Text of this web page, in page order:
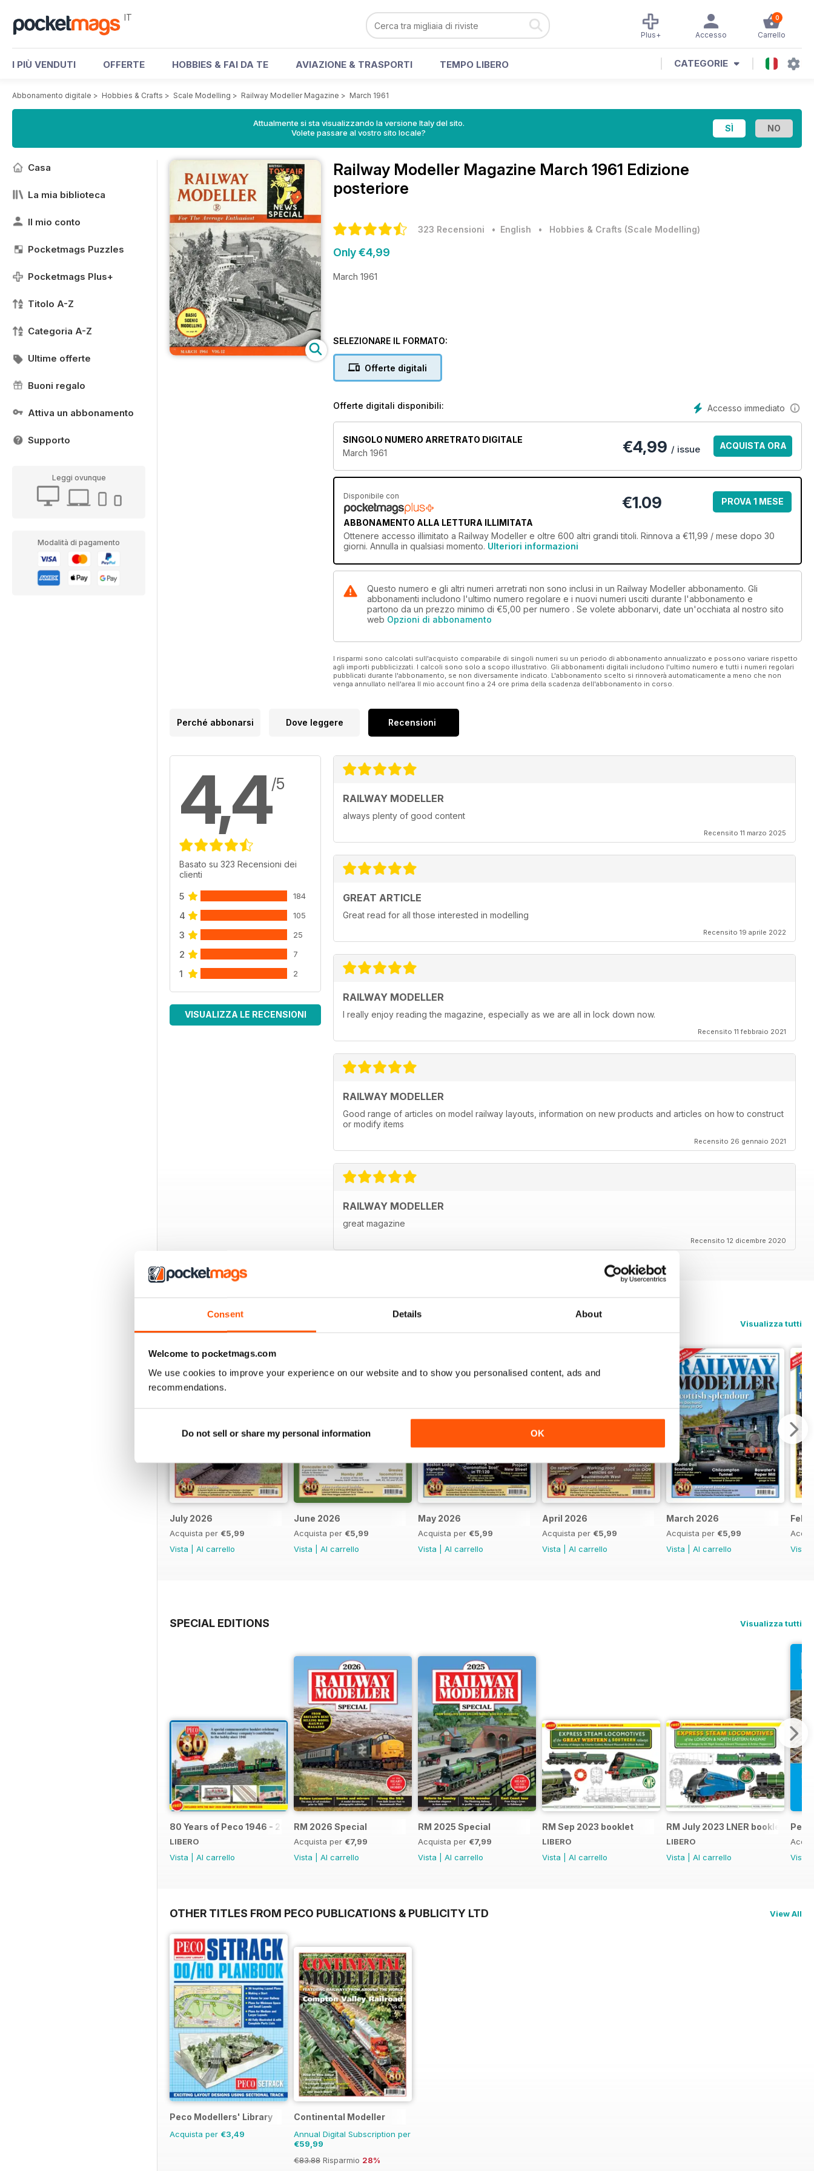
Consent Details About
Welcome to pocketmags.com
We use cookies to improve your experience on our website and to show you personalised content, ads and
recommendations.
Do not sell or share my personal information OK
IT 0
Carrello
Accesso
Plus+
I PIÙ VENDUTI OFFERTE HOBBIES & FAI DA TE AVIAZIONE & TRASPORTI TEMPO LIBERO CATEGORIE
Abbonamento digitale > Hobbies & Crafts > Scale Modelling > Railway Modeller Magazine > March 1961
Attualmente si sta visualizzando la versione Italy del sito.
Volete passare al vostro sito locale?
Casa
La mia biblioteca
Il mio conto
Pocketmags Puzzles
Pocketmags Plus+
Titolo A-Z
Categoria A-Z
Ultime offerte
Buoni regalo
Attiva un abbonamento
Supporto
Leggi ovunque
Modalità di pagamento
Railway Modeller Magazine March 1961 Edizione
posteriore
323 Recensioni • English • Hobbies & Crafts (Scale Modelling)
Only €4,99
March 1961
SELEZIONARE IL FORMATO:
Offerte digitali
Accesso immediato
Offerte digitali disponibili:
SINGOLO NUMERO ARRETRATO DIGITALE
March 1961
€4,99 / issue ACQUISTA ORA
Disponibile con
ABBONAMENTO ALLA LETTURA ILLIMITATA
€1.09 PROVA 1 MESE
Ottenere accesso illimitato a Railway Modeller e oltre 600 altri grandi titoli. Rinnova a €11,99 / mese dopo 30
giorni. Annulla in qualsiasi momento. Ulteriori informazioni
Questo numero e gli altri numeri arretrati non sono inclusi in un Railway Modeller abbonamento. Gli
abbonamenti includono l'ultimo numero regolare e i nuovi numeri usciti durante l'abbonamento e
partono da un prezzo minimo di €5,00 per numero . Se volete abbonarvi, date un'occhiata al nostro sito
web Opzioni di abbonamento
I risparmi sono calcolati sull'acquisto comparabile di singoli numeri su un periodo di abbonamento annualizzato e possono variare rispetto
agli importi pubblicizzati. I calcoli sono solo a scopo illustrativo. Gli abbonamenti digitali includono l'ultimo numero e tutti i numeri regolari
pubblicati durante l'abbonamento, se non diversamente indicato. L'abbonamento scelto si rinnoverà automaticamente a meno che non
venga annullato nell'area Il mio account fino a 24 ore prima della scadenza dell'abbonamento in corso.
Perché abbonarsi Dove leggere Recensioni
4,4/5
Basato su 323 Recensioni dei
clienti
5 184
4 105
3 25
2 7
1 2
VISUALIZZA LE RECENSIONI
RAILWAY MODELLER
always plenty of good content
Recensito 11 marzo 2025
GREAT ARTICLE
Great read for all those interested in modelling
Recensito 19 aprile 2022
RAILWAY MODELLER
I really enjoy reading the magazine, especially as we are all in lock down now.
Recensito 11 febbraio 2021
RAILWAY MODELLER
Good range of articles on model railway layouts, information on new products and articles on how to construct
or modify items
Recensito 26 gennaio 2021
RAILWAY MODELLER
great magazine
Recensito 12 dicembre 2020
Visualizza tutti
July 2026
Acquista per €5,99
Vista
Al carrello
June 2026
Acquista per €5,99
Vista
Al carrello
May 2026
Acquista per €5,99
Vista
Al carrello
April 2026
Acquista per €5,99
Vista
Al carrello
March 2026
Acquista per €5,99
Vista
Al carrello
Vista
SPECIAL EDITIONS Visualizza tutti
80 Years of Peco 1946 - 2026
LIBERO
Vista
Al carrello
RM 2026 Special
Acquista per €7,99
Vista
Al carrello
RM 2025 Special
Acquista per €7,99
Vista
Al carrello
RM Sep 2023 booklet
LIBERO
Vista
Al carrello
RM July 2023 LNER booklet
LIBERO
Vista
Al carrello
Vista
OTHER TITLES FROM PECO PUBLICATIONS & PUBLICITY LTD View All
Peco Modellers' Library
Acquista per €3,49
Continental Modeller
Annual Digital Subscription per
€59,99
€83.88 Risparmio 28%